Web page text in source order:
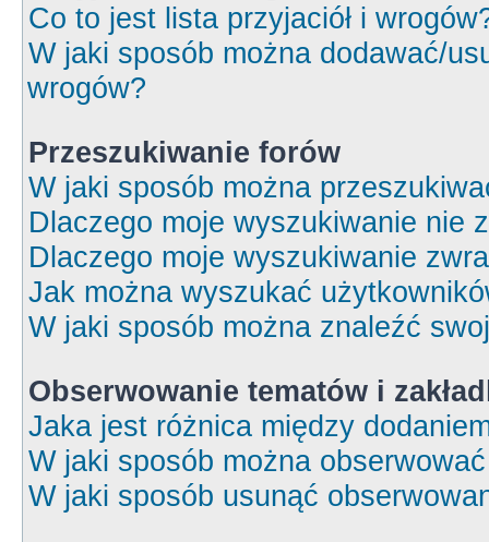
Co to jest lista przyjaciół i
W jaki sposób można dodawać/
wrogów?
Przeszukiwanie forów
W jaki sposób można
Dlaczego moje wyszukiwanie nie
Dlaczego moje wyszukiwanie
Jak można wyszukać
W jaki sposób można znaleźć
Obserwowanie tematów i
Jaka jest różnica między
W jaki sposób można
W jaki sposób usunąć